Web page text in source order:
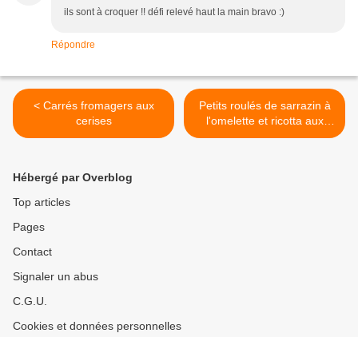
ils sont à croquer !! défi relevé haut la main bravo :)
Répondre
< Carrés fromagers aux
cerises
Petits roulés de sarrazin à
l'omelette et ricotta aux
poivron rouge >
Hébergé par Overblog
Top articles
Pages
Contact
Signaler un abus
C.G.U.
Cookies et données personnelles